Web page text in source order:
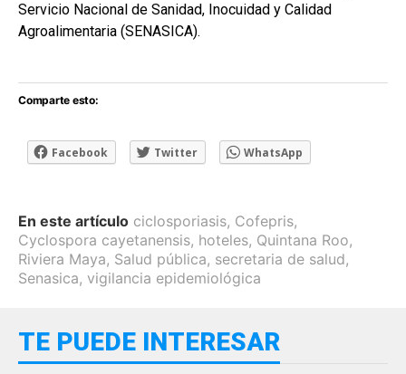
Servicio Nacional de Sanidad, Inocuidad y Calidad
Agroalimentaria (SENASICA).
Comparte esto:
Facebook Twitter WhatsApp
En este artículo ciclosporiasis, Cofepris,
Cyclospora cayetanensis, hoteles, Quintana Roo,
Riviera Maya, Salud pública, secretaria de salud,
Senasica, vigilancia epidemiológica
TE PUEDE INTERESAR